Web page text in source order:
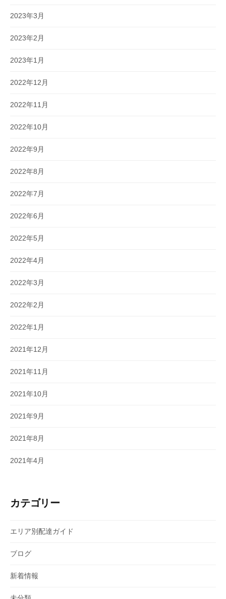
2023年3月
2023年2月
2023年1月
2022年12月
2022年11月
2022年10月
2022年9月
2022年8月
2022年7月
2022年6月
2022年5月
2022年4月
2022年3月
2022年2月
2022年1月
2021年12月
2021年11月
2021年10月
2021年9月
2021年8月
2021年4月
カテゴリー
エリア別配達ガイド
ブログ
新着情報